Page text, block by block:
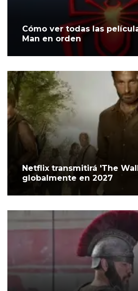
Cómo ver todas las
Man en orden
Netflix transmitirá 'The
globalmente en 2027